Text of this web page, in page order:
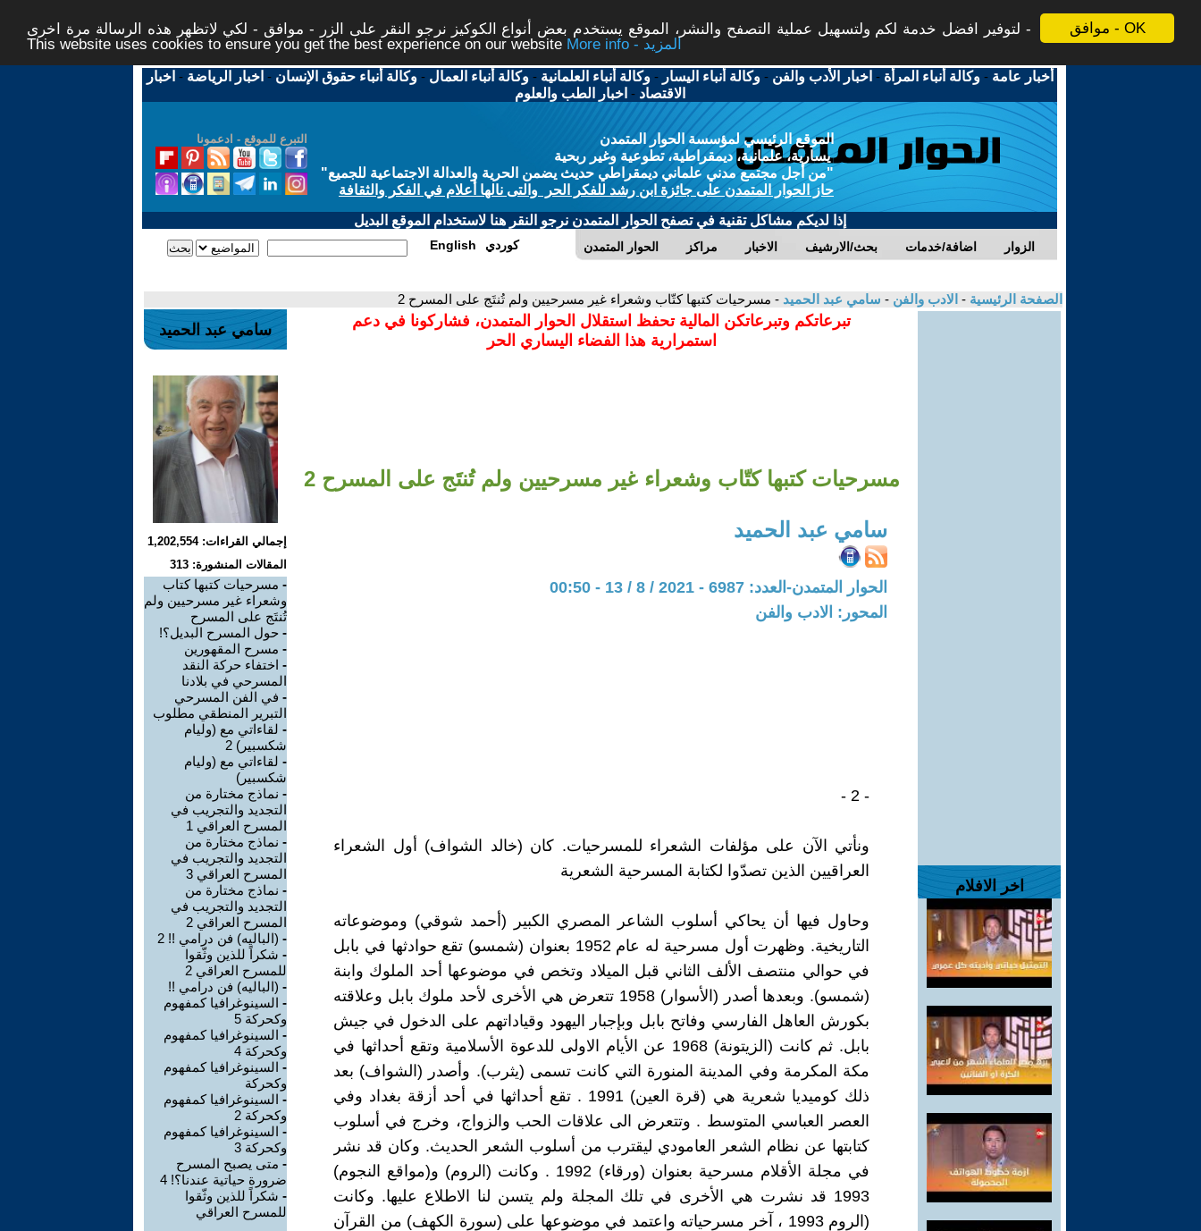
موافق - OK
لتوفير افضل خدمة لكم ولتسهيل عملية التصفح والنشر، الموقع يستخدم بعض أنواع الكوكيز نرجو النقر على الزر - موافق - لكي لاتظهر هذه الرسالة مرة اخرى -
This website uses cookies to ensure you get the best experience on our website
More info - المزيد
أخبار عامة -وكالة أنباء المرأة - اخبار الأدب والفن -وكالة أنباء اليسار -وكالة أنباء العلمانية -وكالة أنباء العمال -وكالة أنباء حقوق الإنسان - اخبار الرياضة - اخبار
الاقتصاد - اخبار الطب والعلوم
التبرع للموقع - ادعمونا
الموقع الرئيسي لمؤسسة الحوار المتمدن
يسارية، علمانية، ديمقراطية، تطوعية وغير ربحية
"من أجل مجتمع مدني علماني ديمقراطي حديث يضمن الحرية والعدالة الاجتماعية للجميع"
حاز الحوار المتمدن على جائزة ابن رشد للفكر الحر والتى نالها أعلام في الفكر والثقافة
إذا لديكم مشاكل تقنية في تصفح الحوار المتمدن نرجو النقر هنا لاستخدام الموقع البديل
الحوار المتمدن مراكز الاخبار بحث/الارشيف اضافة/خدمات الزوار English كوردي
الصفحة الرئيسية - الادب والفن - سامي عبد الحميد - مسرحيات كتبها كتّاب وشعراء غير مسرحيين ولم تُنتَج على المسرح 2
اخر الافلام
تبرعاتكم وتبرعاتكن المالية تحفظ استقلال الحوار المتمدن، فشاركونا في دعم
استمرارية هذا الفضاء اليساري الحر
مسرحيات كتبها كتّاب وشعراء غير مسرحيين ولم تُنتَج على المسرح 2
سامي عبد الحميد
الحوار المتمدن-العدد: 6987 - 2021 / 8 / 13 - 00:50
المحور: الادب والفن
- 2 -
ونأتي الآن على مؤلفات الشعراء للمسرحيات. كان (خالد الشواف) أول الشعراء
العراقيين الذين تصدّوا لكتابة المسرحية الشعرية
وحاول فيها أن يحاكي أسلوب الشاعر المصري الكبير (أحمد شوقي) وموضوعاته
التاريخية. وظهرت أول مسرحية له عام 1952 بعنوان (شمسو) تقع حوادثها في بابل
في حوالي منتصف الألف الثاني قبل الميلاد وتخص في موضوعها أحد الملوك وابنة
(شمسو). وبعدها أصدر (الأسوار) 1958 تتعرض هي الأخرى لأحد ملوك بابل وعلاقته
بكورش العاهل الفارسي وفاتح بابل وبإجبار اليهود وقياداتهم على الدخول في جيش
بابل. ثم كانت (الزيتونة) 1968 عن الأيام الاولى للدعوة الأسلامية وتقع أحداثها في
مكة المكرمة وفي المدينة المنورة التي كانت تسمى (يثرب). وأصدر (الشواف) بعد
ذلك كوميديا شعرية هي (قرة العين) 1991 . تقع أحداثها في أحد أزقة بغداد وفي
العصر العباسي المتوسط . وتتعرض الى علاقات الحب والزواج، وخرج في أسلوب
كتابتها عن نظام الشعر العامودي ليقترب من أسلوب الشعر الحديث. وكان قد نشر
في مجلة الأقلام مسرحية بعنوان (ورقاء) 1992 . وكانت (الروم) و(مواقع النجوم)
1993 قد نشرت هي الأخرى في تلك المجلة ولم يتسن لنا الاطلاع عليها. وكانت
(الروم 1993 ، آخر مسرحياته واعتمد في موضوعها على (سورة الكهف) من القرآن
سامي عبد الحميد
إجمالي القراءات: 1,202,554
المقالات المنشورة: 313
- مسرحيات كتبها كتاب
وشعراء غير مسرحيين ولم
تُنتَج على المسرح
- حول المسرح البديل؟!
- مسرح المقهورين
- اختفاء حركة النقد
المسرحي في بلادنا
- في الفن المسرحي
التبرير المنطقي مطلوب
- لقاءاتي مع (وليام
شكسبير) 2
- لقاءاتي مع (وليام
شكسبير)
- نماذج مختارة من
التجديد والتجريب في
المسرح العراقي 1
- نماذج مختارة من
التجديد والتجريب في
المسرح العراقي 3
- نماذج مختارة من
التجديد والتجريب في
المسرح العراقي 2
- (الباليه) فن درامي !! 2
- شكراً للذين وثّقوا
للمسرح العراقي 2
- (الباليه) فن درامي !!
- السينوغرافيا كمفهوم
وكحركة 5
- السينوغرافيا كمفهوم
وكحركة 4
- السينوغرافيا كمفهوم
وكحركة
- السينوغرافيا كمفهوم
وكحركة 2
- السينوغرافيا كمفهوم
وكحركة 3
- متى يصبح المسرح
ضرورة حياتية عندنا؟! 4
- شكراً للذين وثّقوا
للمسرح العراقي